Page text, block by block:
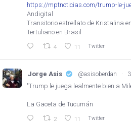
https://mptnoticias.com/trump-le-
Andigital
Transitorio estrellato de Kristalina
Tertuliano en Brasil
4 11 Twitter
Jorge Asis @asisoberdan ·
"Trump le juega lealmente bien a
La Gaceta de Tucumán
2 11 Twitter